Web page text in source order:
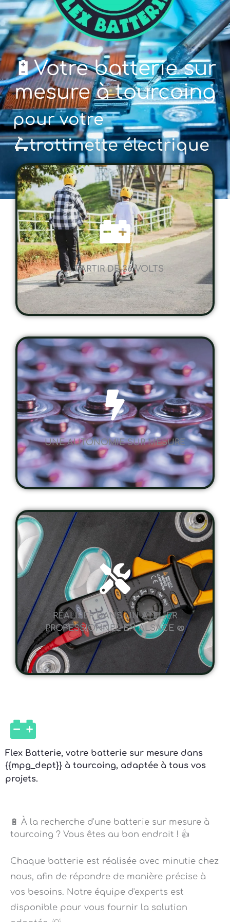
🔋Votre batterie sur
mesure à tourcoing
pour votre🚲
A PARTIR DE 36 VOLTS
UNE AUTONOMIE SUR MESURE
RÉALISER DANS UN ATELIER
PROFESSIONNEL EN ALSACE 🥨
Flex Batterie, votre batterie sur mesure dans
{{mpg_dept}} à tourcoing, adaptée à tous vos
projets.
tourcoing ? Vous êtes au bon endroit ! 👍
nous, afin de répondre de manière précise à
vos besoins. Notre équipe d'experts est
disponible pour vous fournir la solution
adaptée. 💡